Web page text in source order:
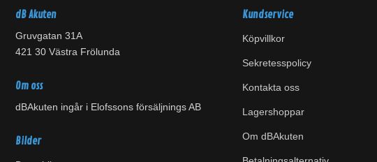
dB Akuten
Gruvgatan 31A
421 30 Västra Frölunda
Om oss
dBAkuten ingår i Elofssons försäljnings AB
Bilder
Kundservice
Köpvillkor
Sekretesspolicy
Kontakta oss
Lagershoppar
Om dBAkuten